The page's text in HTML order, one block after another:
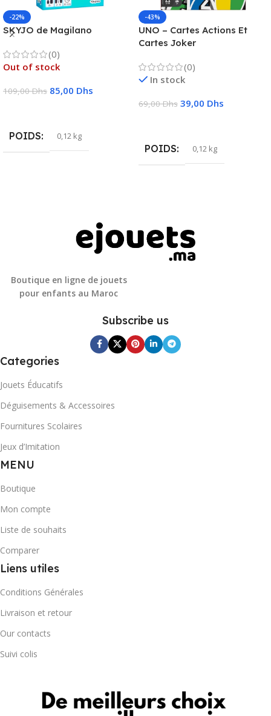
-22%
SKYJO de Magilano
(0)
Out of stock
109,00Dhs 85,00 Dhs
POIDS 0,12 kg
-43%
UNO – Cartes Actions Et
Cartes Joker
(0)
In stock
69,00Dhs 39,00 Dhs
POIDS 0,12 kg
Boutique en ligne de jouets
pour enfants au Maroc
Subscribe us
Categories
Jouets Éducatifs
Déguisements & Accessoires
Fournitures Scolaires
Jeux d’Imitation
MENU
Boutique
Mon compte
Liste de souhaits
Comparer
Liens utiles
Conditions Générales
Livraison et retour
Our contacts
Suivi colis